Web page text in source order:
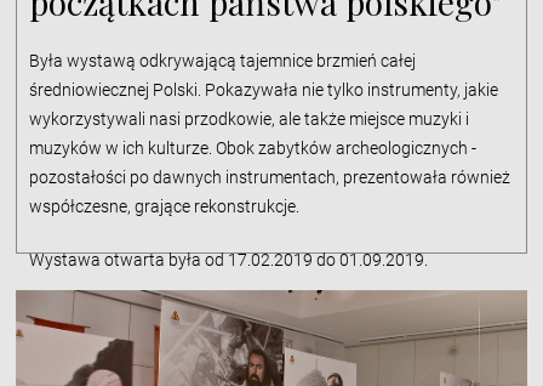
Była wystawą odkrywającą tajemnice brzmień całej
średniowiecznej Polski. Pokazywała nie tylko instrumenty, jakie
wykorzystywali nasi przodkowie, ale także miejsce muzyki i
muzyków w ich kulturze. Obok zabytków archeologicznych -
pozostałości po dawnych instrumentach, prezentowała również
współczesne, grające rekonstrukcje.
Wystawa otwarta była od 17.02.2019 do 01.09.2019.